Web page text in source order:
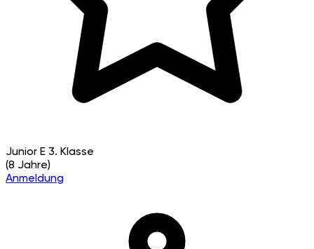
Junior E 3. Klasse
(8 Jahre)
Anmeldung